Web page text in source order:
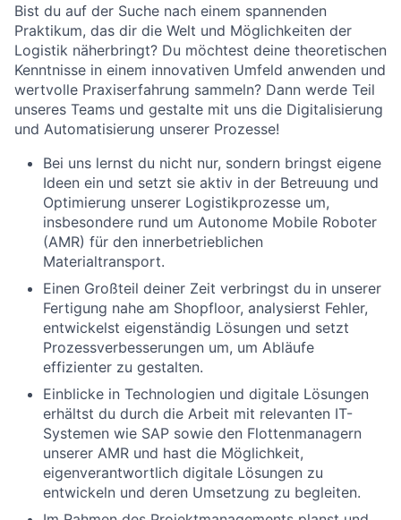
Bist du auf der Suche nach einem spannenden
Praktikum, das dir die Welt und Möglichkeiten der
Logistik näherbringt? Du möchtest deine theoretischen
Kenntnisse in einem innovativen Umfeld anwenden und
wertvolle Praxiserfahrung sammeln? Dann werde Teil
unseres Teams und gestalte mit uns die Digitalisierung
und Automatisierung unserer Prozesse!
Bei uns lernst du nicht nur, sondern bringst eigene
Ideen ein und setzt sie aktiv in der Betreuung und
Optimierung unserer Logistikprozesse um,
insbesondere rund um Autonome Mobile Roboter
(AMR) für den innerbetrieblichen
Materialtransport.
Einen Großteil deiner Zeit verbringst du in unserer
Fertigung nahe am Shopfloor, analysierst Fehler,
entwickelst eigenständig Lösungen und setzt
Prozessverbesserungen um, um Abläufe
effizienter zu gestalten.
Einblicke in Technologien und digitale Lösungen
erhältst du durch die Arbeit mit relevanten IT-
Systemen wie SAP sowie den Flottenmanagern
unserer AMR und hast die Möglichkeit,
eigenverantwortlich digitale Lösungen zu
entwickeln und deren Umsetzung zu begleiten.